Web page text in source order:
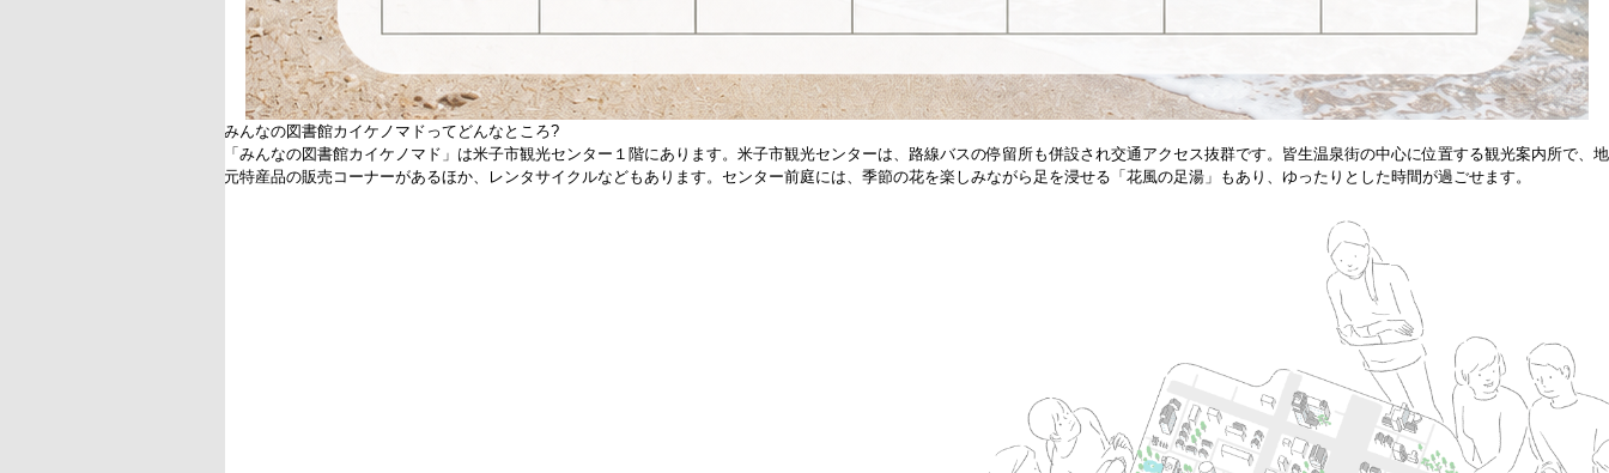
みんなの図書館カイケノマドってどんなところ?
「みんなの図書館カイケノマド」は米子市観光センター１階にあります。米子市観光センターは、路線バスの停留所も併設され交通アクセス抜群です。皆生温泉街の中心に位置する観光案内所で、地
元特産品の販売コーナーがあるほか、レンタサイクルなどもあります。センター前庭には、季節の花を楽しみながら足を浸せる「花風の足湯」もあり、ゆったりとした時間が過ごせます。